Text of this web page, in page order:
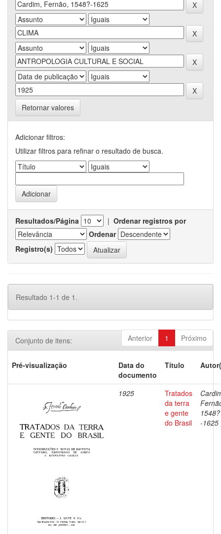
Retornar valores
Adicionar filtros:
Utilizar filtros para refinar o resultado de busca.
Resultados/Página | Ordenar registros por
Ordenar
Registro(s)
Resultado 1-1 de 1.
Anterior 1 Próximo
Conjunto de itens:
Pré-visualização
Data do
documento
Título
1925
Tratados
da terra
e gente
do Brasil
1548?
-1625